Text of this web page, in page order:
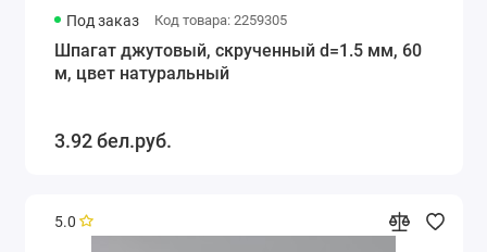
Под заказ Код товара: 2259305
Шпагат джутовый, скрученный d=1.5 мм, 60
м, цвет натуральный
3.92 бел.руб.
5.0